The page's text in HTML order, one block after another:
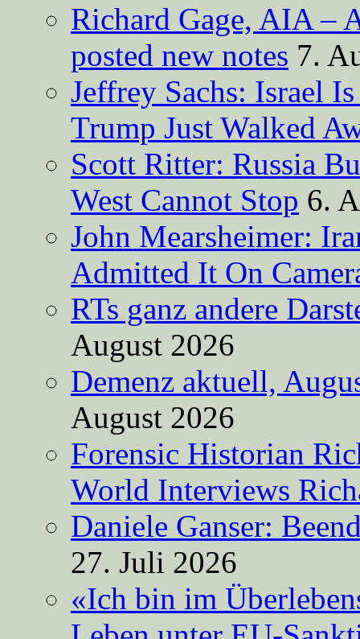
Richard Gage, AIA –
posted new notes 7.
Jeffrey Sachs: Israel
Trump Just Walked
Scott Ritter: Russia
West Cannot Stop 6.
John Mearsheimer:
Admitted It On
RTs ganz andere
August 2026
Demenz aktuell,
August 2026
Forensic Historian
World Interviews
Daniele Ganser:
27. Juli 2026
«Ich bin im